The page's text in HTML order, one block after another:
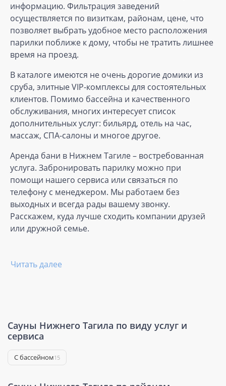
информацию. Фильтрация заведений
осуществляется по визиткам, районам, цене, что
позволяет выбрать удобное место расположения
парилки поближе к дому, чтобы не тратить лишнее
время на проезд.
В каталоге имеются не очень дорогие домики из
сруба, элитные VIP-комплексы для состоятельных
клиентов. Помимо бассейна и качественного
обслуживания, многих интересует список
дополнительных услуг: бильярд, отель на час,
массаж, СПА-салоны и многое другое.
Аренда бани в Нижнем Тагиле – востребованная
услуга. Забронировать парилку можно при
помощи нашего сервиса или связаться по
телефону с менеджером. Мы работаем без
выходных и всегда рады вашему звонку.
Расскажем, куда лучше сходить компании друзей
или дружной семье.
Читать далее
Сауны Нижнего Тагила по виду услуг и
сервиса
С бассейном15